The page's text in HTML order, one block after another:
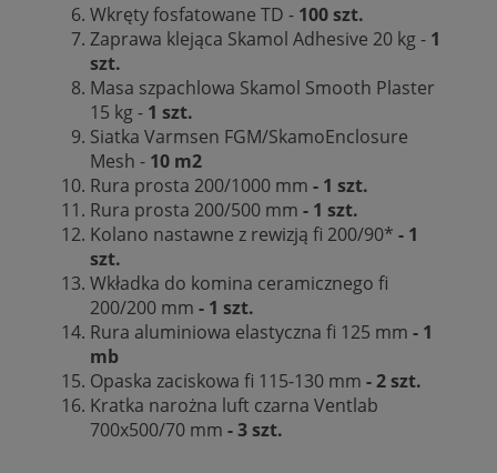
Wkręty fosfatowane TD - 100 szt.
Zaprawa klejąca Skamol Adhesive 20 kg - 1
szt.
Masa szpachlowa Skamol Smooth Plaster
15 kg - 1 szt.
Siatka Varmsen FGM/SkamoEnclosure
Mesh - 10 m2
Rura prosta 200/1000 mm - 1 szt.
Rura prosta 200/500 mm - 1 szt.
Kolano nastawne z rewizją fi 200/90* - 1
szt.
Wkładka do komina ceramicznego fi
200/200 mm - 1 szt.
Rura aluminiowa elastyczna fi 125 mm - 1
mb
Opaska zaciskowa fi 115-130 mm - 2 szt.
Kratka narożna luft czarna Ventlab
700x500/70 mm - 3 szt.